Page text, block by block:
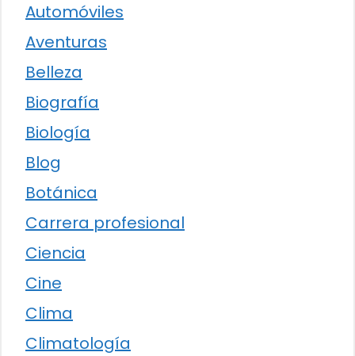
Automóviles
Aventuras
Belleza
Biografía
Biología
Blog
Botánica
Carrera profesional
Ciencia
Cine
Clima
Climatología